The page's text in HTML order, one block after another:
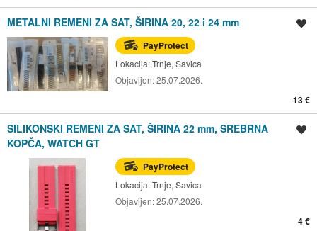
METALNI REMENI ZA SAT, ŠIRINA 20, 22 i 24 mm
PayProtect
Lokacija:Trnje, Savica
Objavljen:25.07.2026.
13 €
SILIKONSKI REMENI ZA SAT, ŠIRINA 22 mm, SREBRNA
KOPČA, WATCH GT
PayProtect
Lokacija:Trnje, Savica
Objavljen:25.07.2026.
4 €